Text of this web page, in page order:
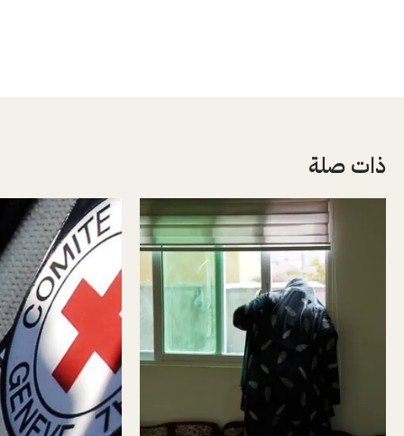
ذات صلة